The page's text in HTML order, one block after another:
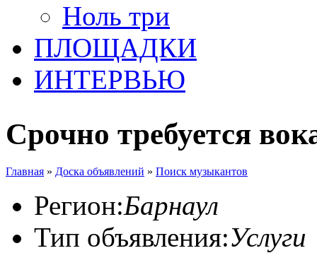
Ноль три
ПЛОЩАДКИ
ИНТЕРВЬЮ
Срочно требуется
Главная » Доска объявлений » Поиск музыкантов
Регион:Барнаул
Тип объявления:Услуги